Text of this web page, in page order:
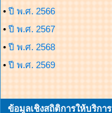
• ปี พ.ศ. 2566
• ปี พ.ศ. 2567
• ปี พ.ศ. 2568
• ปี พ.ศ. 2569
ข้อมูลเชิงสถิติการให้บริการ